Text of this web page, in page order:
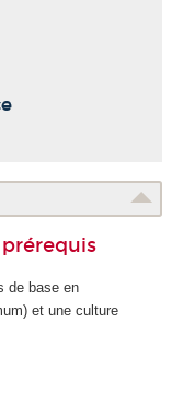
de base en
et une culture